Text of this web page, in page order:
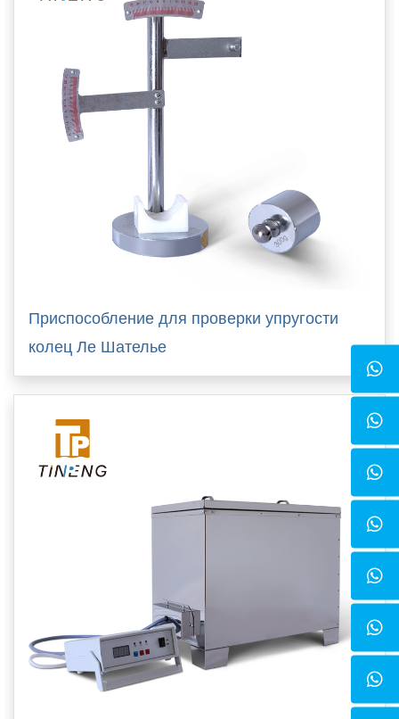
Приспособление для проверки упругости
колец Ле Шателье